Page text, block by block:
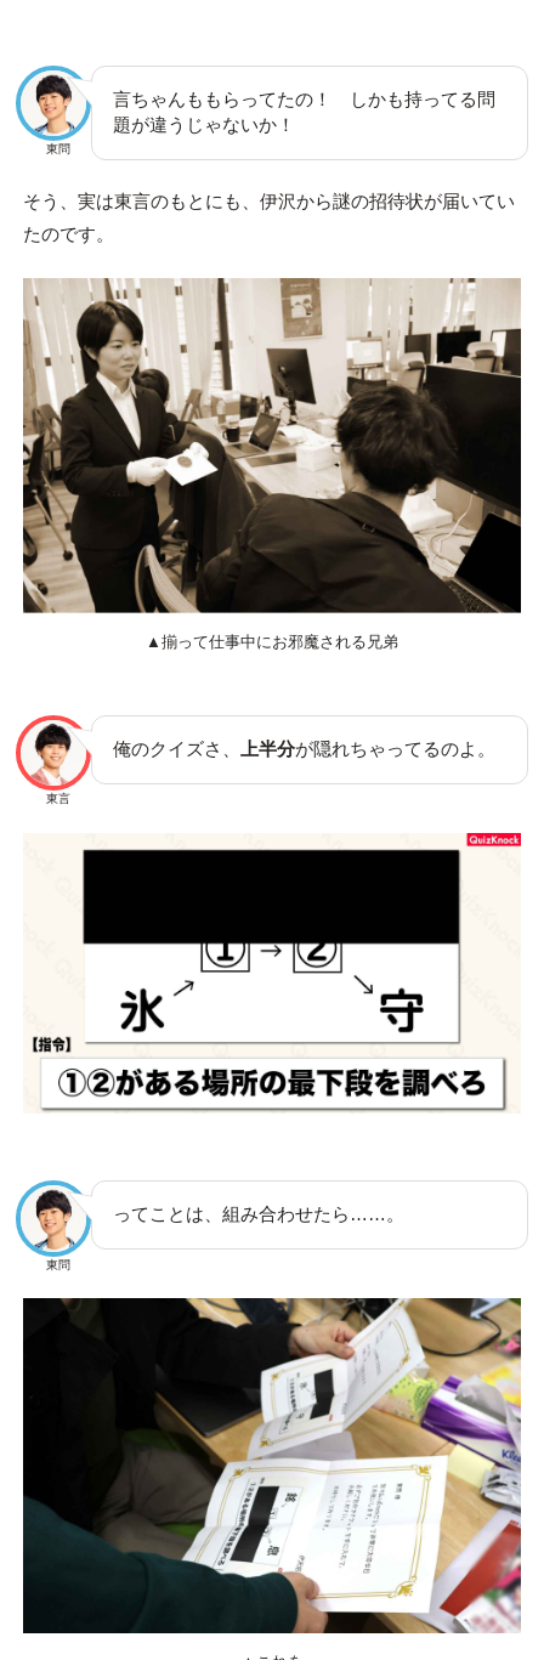
東問
言ちゃんももらってたの！ しかも持ってる問
題が違うじゃないか！
そう、実は東言のもとにも、伊沢から謎の招待状が届いてい
たのです。
▲揃って仕事中にお邪魔される兄弟
東言
俺のクイズさ、 上半分が隠れちゃってるのよ。
東問
ってことは、組み合わせたら……。